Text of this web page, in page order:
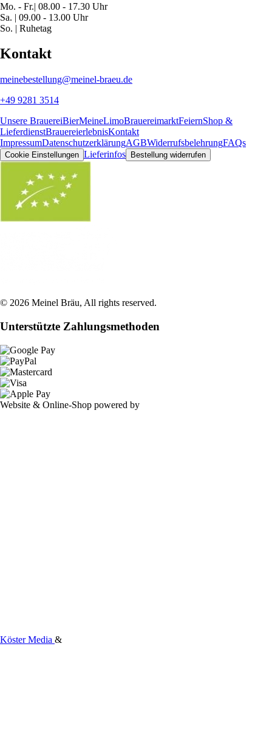
Mo. - Fr.| 08.00 - 17.30 Uhr
Sa. | 09.00 - 13.00 Uhr
So. | Ruhetag
Kontakt
meinebestellung@meinel-braeu.de
+49 9281 3514
Unsere BrauereiBierMeineLimoBrauereimarktFeiernShop &
LieferdienstBrauereierlebnisKontakt
ImpressumDatenschutzerklärungAGBWiderrufsbelehrungFAQs
Cookie Einstellungen Lieferinfos Bestellung widerrufen
© 2026 Meinel Bräu, All rights reserved.
Unterstützte Zahlungsmethoden
Website & Online-Shop powered by
Köster Media &